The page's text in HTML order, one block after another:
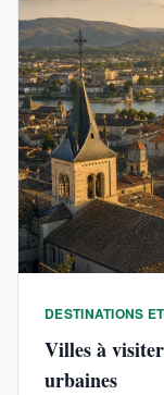
DESTINATIONS
Villes à
urbaines